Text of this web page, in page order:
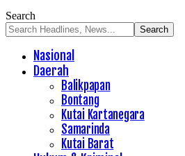
Search
Nasional
Daerah
Balikpapan
Bontang
Kutai Kartanegara
Samarinda
Kutai Barat